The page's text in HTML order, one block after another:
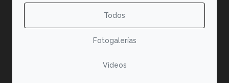
Todos
Fotogalerías
Videos